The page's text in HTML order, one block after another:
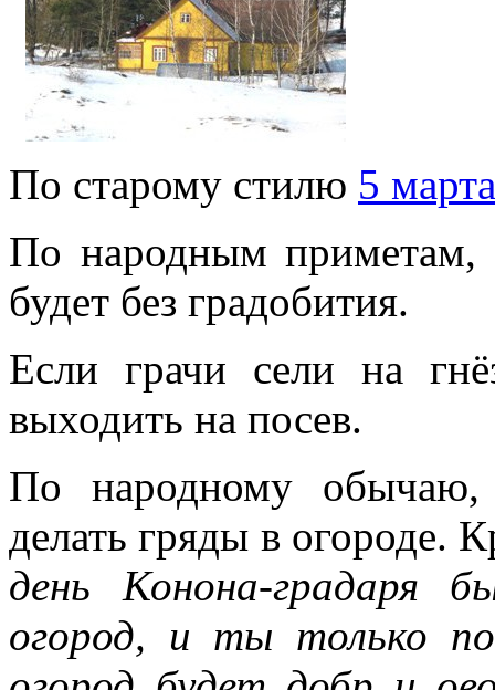
По старому стилю 5 марта
По народным приметам,
будет без градобития.
Если грачи сели на
выходить на посев.
По народному обычаю,
делать гряды в огороде.
день Конона-градаря
огород, и ты только